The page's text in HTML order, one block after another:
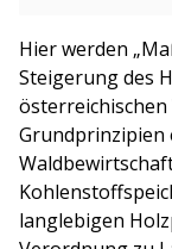
Hier werden
Steigerung des
Grundprinzipien
langlebigen